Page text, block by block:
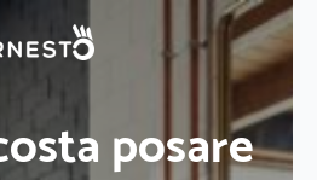
posare